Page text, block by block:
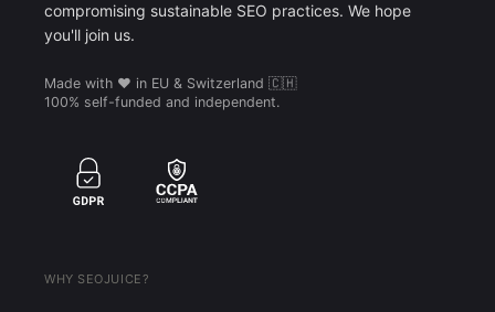
compromising sustainable SEO practices. We hope
you'll join us.
Made with ❤️ in EU & Switzerland 🇨🇭
100% self-funded and independent.
WHY SEOJUICE?